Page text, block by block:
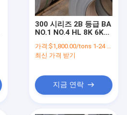
300 시리즈 2B 등급 BA
NO.1 NO.4 HL 8K 6K
코일
가격:$1,800.00/tons 1-24 tons
최신 가격 받기
지금 연락